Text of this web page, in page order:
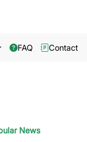
FAQ Contact
News